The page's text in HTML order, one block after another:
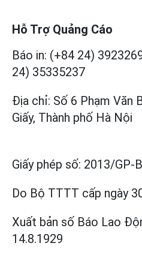
Hỗ Trợ Quảng Cáo
Báo in: (+84 24)
24) 35335237
Địa chỉ: Số 6 Phạm Văn
Giấy, Thành phố Hà Nội
Giấy phép số: 2013/GP-
Do Bộ TTTT cấp ngày
Xuất bản số Báo Lao
14.8.1929